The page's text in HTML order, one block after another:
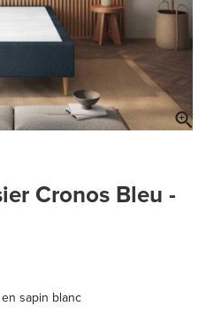
Cronos Bleu -
sapin blanc